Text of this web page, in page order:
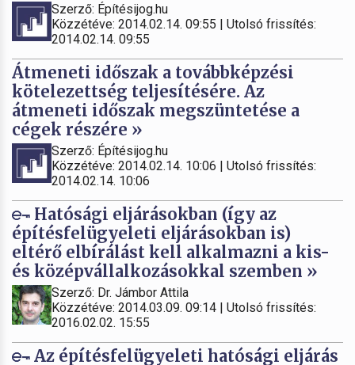
Szerző: Építésijog.hu
Közzétéve: 2014.02.14. 09:55 | Utolsó frissítés:
2014.02.14. 09:55
Átmeneti időszak a továbbképzési
kötelezettség teljesítésére. Az
átmeneti időszak megszüntetése a
cégek részére »
Szerző: Építésijog.hu
Közzétéve: 2014.02.14. 10:06 | Utolsó frissítés:
2014.02.14. 10:06
Hatósági eljárásokban (így az
építésfelügyeleti eljárásokban is)
eltérő elbírálást kell alkalmazni a kis-
és középvállalkozásokkal szemben »
Szerző: Dr. Jámbor Attila
Közzétéve: 2014.03.09. 09:14 | Utolsó frissítés:
2016.02.02. 15:55
Az építésfelügyeleti hatósági eljárás